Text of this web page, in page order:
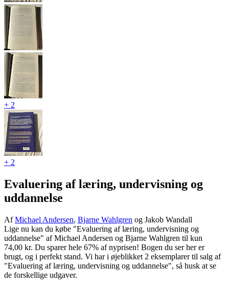
+ 2
+ 2
Evaluering af læring, undervisning og
uddannelse
AfMichael Andersen, Bjarne Wahlgren og Jakob Wandall
Lige nu kan du købe "Evaluering af læring, undervisning og
uddannelse" af Michael Andersen og Bjarne Wahlgren til kun
74,00 kr. Du sparer hele 67% af nyprisen! Bogen du ser her er
brugt, og i perfekt stand. Vi har i øjeblikket 2 eksemplarer til salg af
"Evaluering af læring, undervisning og uddannelse", så husk at se
de forskellige udgaver.